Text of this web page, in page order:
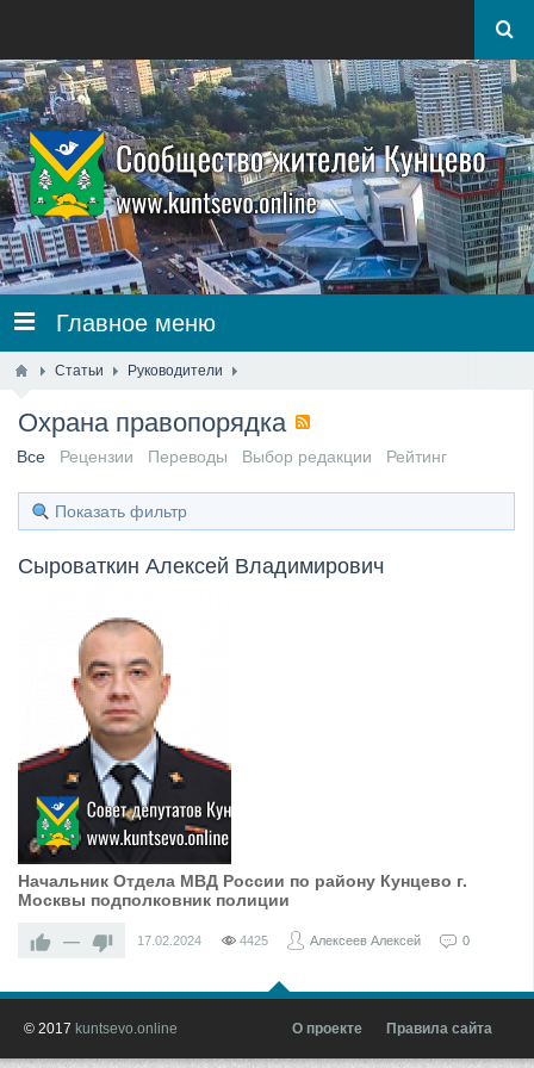
Главное меню
Статьи Руководители
Охрана правопорядка
Все Рецензии Переводы Выбор редакции Рейтинг
Показать фильтр
Сыроваткин Алексей Владимирович
Начальник Отдела МВД России по району Кунцево г.
Москвы подполковник полиции
— 17.02.2024 4425 Алексеев Алексей 0
© 2017 kuntsevo.online О проекте Правила сайта